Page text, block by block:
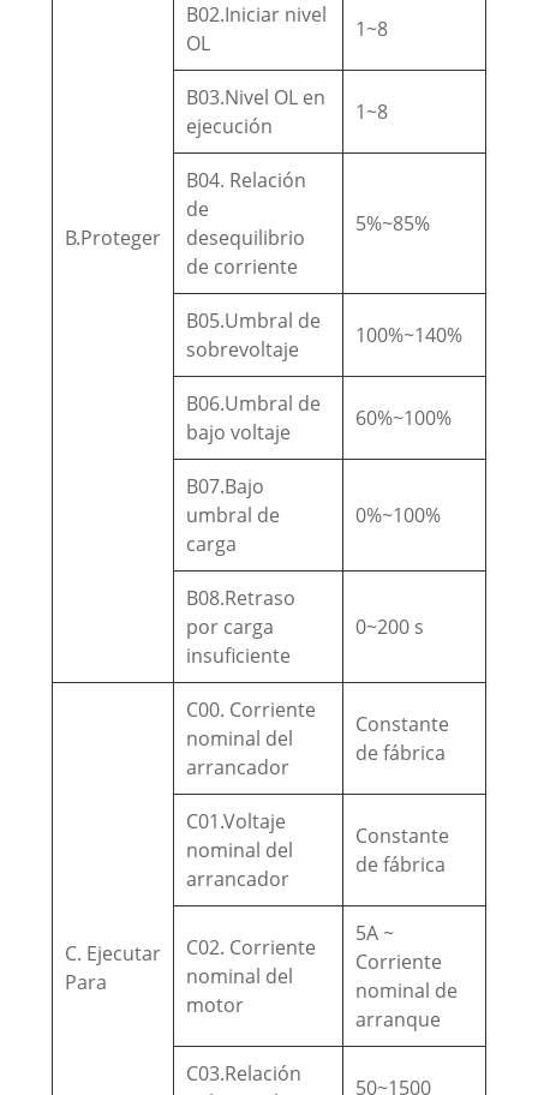
B.Proteger
B02.Iniciar nivel
OL
1~8
B03.Nivel OL en
ejecución
1~8
B04. Relación
de
desequilibrio
de corriente
5%~85%
B05.Umbral de
sobrevoltaje
100%~140%
B06.Umbral de
bajo voltaje
60%~100%
B07.Bajo
umbral de
carga
0%~100%
B08.Retraso
por carga
insuficiente
0~200 s
C. Ejecutar
Para
C00. Corriente
nominal del
arrancador
Constante
de fábrica
C01.Voltaje
nominal del
arrancador
Constante
de fábrica
C02. Corriente
nominal del
motor
5A ~
Corriente
nominal de
arranque
C03.Relación
50~1500